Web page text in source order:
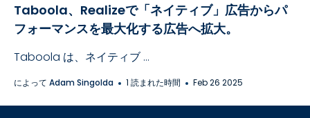
Taboola、Realizeで「ネイティブ」広告からパ
フォーマンスを最大化する広告へ拡大。
Taboola は、ネイティブ ...
によって Adam Singolda 1 読まれた時間 Feb 26 2025